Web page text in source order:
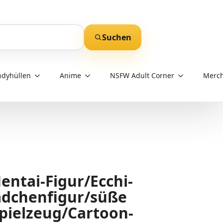
Suchen
Anime NSFW Adult Corner
Figur/Ecchi-
süße
Cartoon-